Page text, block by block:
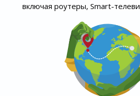
включая роутеры, Smart-